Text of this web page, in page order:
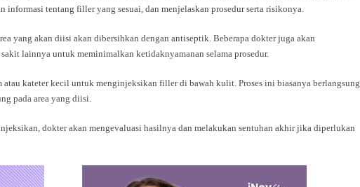
tentang filler yang sesuai, dan menjelaskan prosedur serta risikonya.
yang akan diisi akan dibersihkan dengan antiseptik. Beberapa dokter juga akan
lainnya untuk meminimalkan ketidaknyamanan selama prosedur.
atau kateter kecil untuk menginjeksikan filler di bawah kulit. Proses ini biasanya berlangsung
pada area yang diisi.
dokter akan mengevaluasi hasilnya dan melakukan sentuhan akhir jika diperlukan